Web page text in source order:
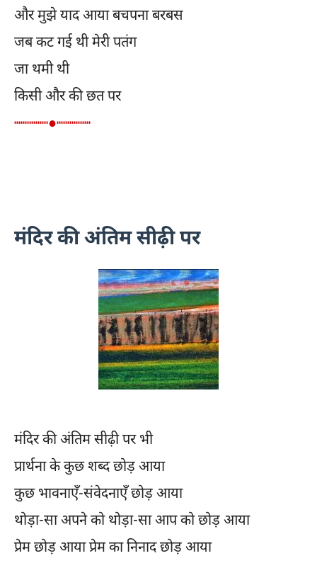
और मुझे याद आया बचपना बरबस
जब कट गई थी मेरी पतंग
जा थमी थी
किसी और की छत पर
┉┉┉┉●┉┉┉┉
मंदिर की अंतिम सीढ़ी पर
मंदिर की अंतिम सीढ़ी पर भी
प्रार्थना के कुछ शब्द छोड़ आया
कुछ भावनाएँ-संवेदनाएँ छोड़ आया
थोड़ा-सा अपने को थोड़ा-सा आप को छोड़ आया
प्रेम छोड़ आया प्रेम का निनाद छोड़ आया